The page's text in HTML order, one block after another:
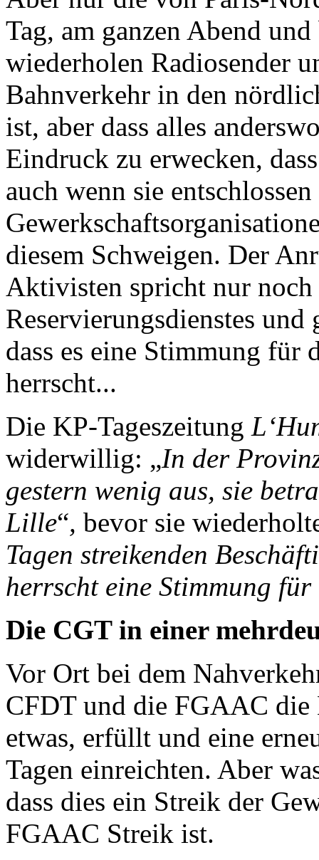
Tag, am ganzen Abend
wiederholen Radiosender
Bahnverkehr in den
ist, aber dass alles
Eindruck zu erwecken,
auch wenn sie
diesem Schweigen. Der
Aktivisten spricht nur
Reservierungsdienstes
dass es eine Stimmung für
herrscht...
Die KP-Tageszeitung
widerwillig: „In der
gestern wenig aus, sie
Lille“, bevor sie
Tagen streikenden
herrscht eine Stimmung
Die CGT in einer
Vor Ort bei dem
CFDT und die FGAAC
etwas, erfüllt und eine
Tagen einreichten. Aber
dass dies ein Streik der
FGAAC Streik ist.